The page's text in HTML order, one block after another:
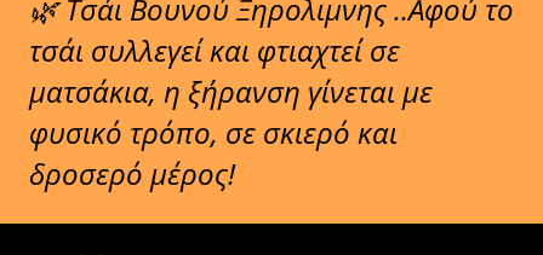
🌿 Τσάι Βουνού Ξηρολιμνης ..Αφού το
τσάι συλλεγεί και φτιαχτεί σε
ματσάκια, η ξήρανση γίνεται με
φυσικό τρόπο, σε σκιερό και
δροσερό μέρος!